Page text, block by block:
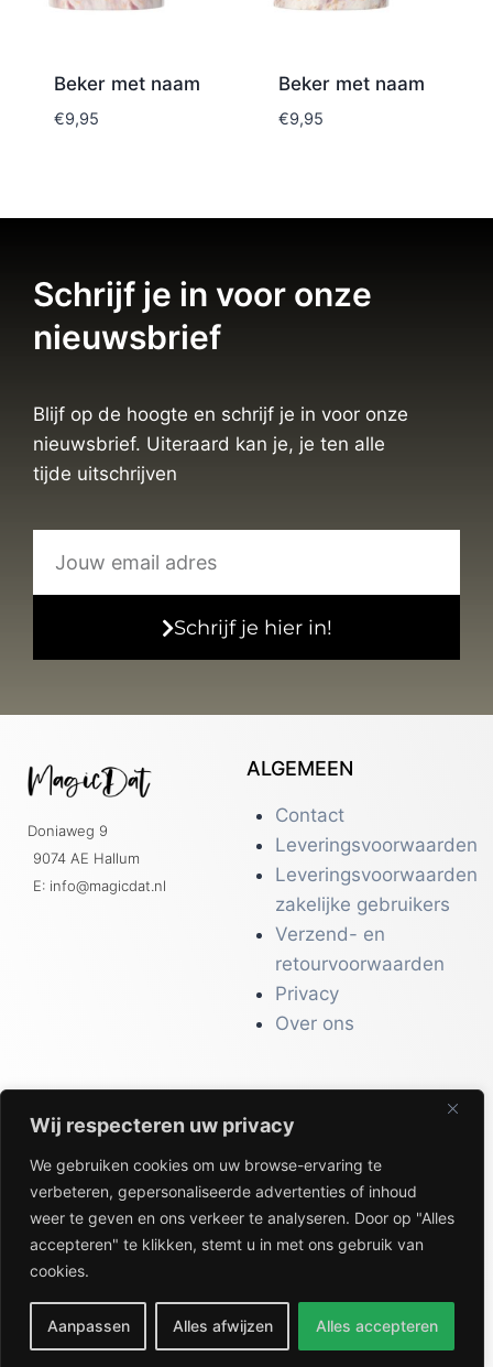
Wij respecteren uw privacy
We gebruiken cookies om uw browse-ervaring te
verbeteren, gepersonaliseerde advertenties of inhoud
weer te geven en ons verkeer te analyseren. Door op "Alles
accepteren" te klikken, stemt u in met ons gebruik van
cookies.
Aanpassen Alles afwijzen Alles accepteren
Beker met naam
€9,95
Beker met naam
€9,95
Schrijf je in voor onze
nieuwsbrief
Blijf op de hoogte en schrijf je in voor onze
nieuwsbrief. Uiteraard kan je, je ten alle
tijde uitschrijven
Schrijf je hier in!
Doniaweg 9
9074 AE Hallum
E: info@magicdat.nl
ALGEMEEN
Contact
Leveringsvoorwaarden
Leveringsvoorwaarden
zakelijke gebruikers
Verzend- en
retourvoorwaarden
Privacy
Over ons
CATALOGI
Workwear &
Veiligheid
Kantoor & Receptie
Gezondheid & Beauty
Keuken & Horeca